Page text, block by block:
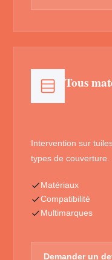
Tous
Intervention sur
types de couverture.
Matériaux
Compatibilité
Multimarques
Demander un